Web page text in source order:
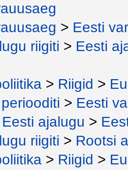
> Eesti
riigiti > Eesti
> Riigid >
> Eesti
Eesti ajalugu >
riigiti > Rootsi
> Riigid >